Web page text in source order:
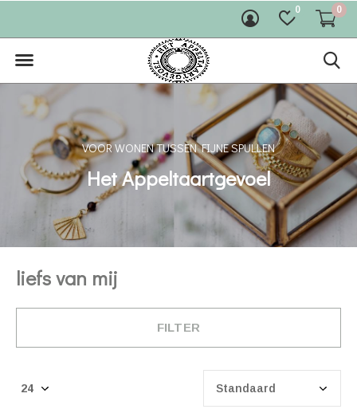
0 0
VOOR WONEN TUSSEN FIJNE SPULLEN
Het Appeltaartgevoel
liefs van mij
FILTER